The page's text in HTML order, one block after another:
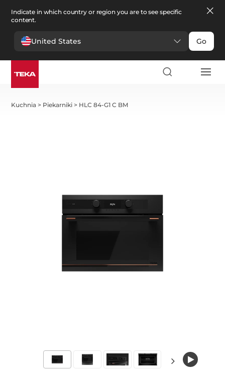
Indicate in which country or region you are to see specific
content.
United States Go
Kuchnia > Piekarniki > HLC 84-G1 C BM